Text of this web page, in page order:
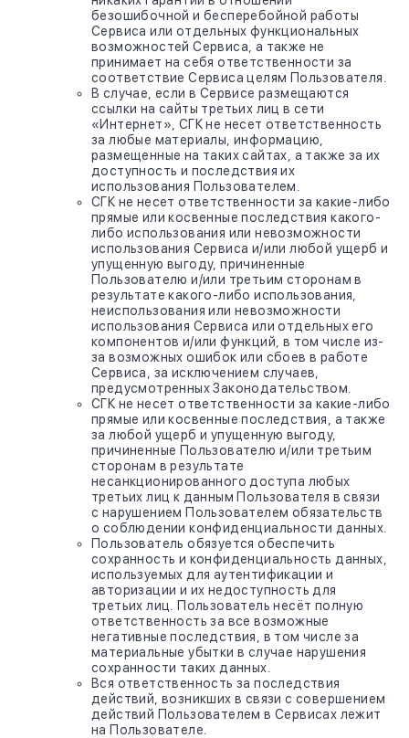
безошибочной и бесперебойной работы
Сервиса или отдельных функциональных
возможностей Сервиса, а также не
принимает на себя ответственности за
соответствие Сервиса целям Пользователя.
В случае, если в Сервисе размещаются
ссылки на сайты третьих лиц в сети
«Интернет», СГК не несет ответственность
за любые материалы, информацию,
размещенные на таких сайтах, а также за их
доступность и последствия их
использования Пользователем.
СГК не несет ответственности за какие-либо
прямые или косвенные последствия какого-
либо использования или невозможности
использования Сервиса и/или любой ущерб и
упущенную выгоду, причиненные
Пользователю и/или третьим сторонам в
результате какого-либо использования,
неиспользования или невозможности
использования Сервиса или отдельных его
компонентов и/или функций, в том числе из-
за возможных ошибок или сбоев в работе
Сервиса, за исключением случаев,
предусмотренных Законодательством.
СГК не несет ответственности за какие-либо
прямые или косвенные последствия, а также
за любой ущерб и упущенную выгоду,
причиненные Пользователю и/или третьим
сторонам в результате
несанкционированного доступа любых
третьих лиц к данным Пользователя в связи
с нарушением Пользователем обязательств
о соблюдении конфиденциальности данных.
Пользователь обязуется обеспечить
сохранность и конфиденциальность данных,
используемых для аутентификации и
авторизации и их недоступность для
третьих лиц. Пользователь несёт полную
ответственность за все возможные
негативные последствия, в том числе за
материальные убытки в случае нарушения
сохранности таких данных.
Вся ответственность за последствия
действий, возникших в связи с совершением
действий Пользователем в Сервисах лежит
на Пользователе.